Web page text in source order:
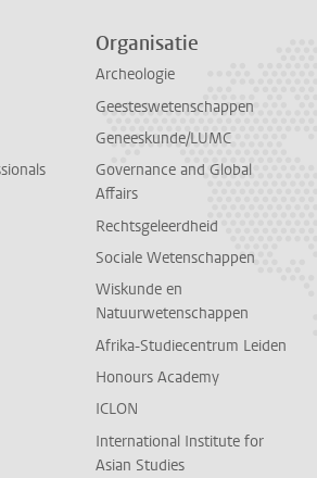
Organisatie
Archeologie
Geesteswetenschappen
Geneeskunde/LUMC
Governance and Global
Affairs
Rechtsgeleerdheid
Sociale Wetenschappen
Wiskunde en
Natuurwetenschappen
Afrika-Studiecentrum Leiden
Honours Academy
ICLON
International Institute for
Asian Studies